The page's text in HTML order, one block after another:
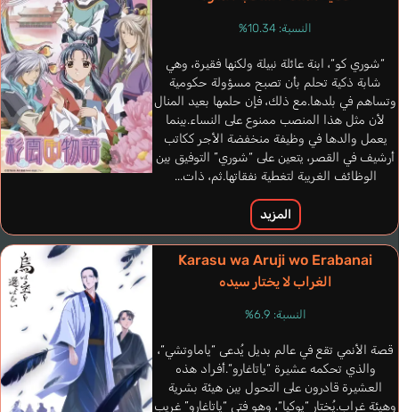
Empress Dowager
Katsuki Masako
النسبة: 10.34%
“شوري كو“، ابنة عائلة نبيلة ولكنها فقيرة، وهي
شابة ذكية تحلم بأن تصبح مسؤولة حكومية
وتساهم في بلدها.مع ذلك، فإن حلمها بعيد المنال
لأن مثل هذا المنصب ممنوع على النساء.بينما
يعمل والدها في وظيفة منخفضة الأجر ككاتب
أرشيف في القصر، يتعين على “شوري” التوفيق بين
الوظائف الغريبة لتغطية نفقاتها.ثم، ذات...
المزيد
Karasu wa Aruji wo Erabanai
الغراب لا يختار سيده
النسبة: 6.9%
قصة الأنمي تقع في عالم بديل يُدعى “ياماوتشي“،
والذي تحكمه عشيرة “ياتاغارو“.أفراد هذه
العشيرة قادرون على التحول بين هيئة بشرية
وهيئة غراب.يُختار “يوكيا“، وهو فتى “ياتاغارو” غريب